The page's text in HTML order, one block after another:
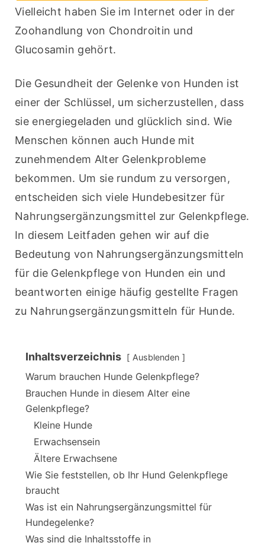
Vielleicht haben Sie im Internet oder in der
Zoohandlung von Chondroitin und
Glucosamin gehört.
Die Gesundheit der Gelenke von Hunden ist
einer der Schlüssel, um sicherzustellen, dass
sie energiegeladen und glücklich sind. Wie
Menschen können auch Hunde mit
zunehmendem Alter Gelenkprobleme
bekommen. Um sie rundum zu versorgen,
entscheiden sich viele Hundebesitzer für
Nahrungsergänzungsmittel zur Gelenkpflege.
In diesem Leitfaden gehen wir auf die
Bedeutung von Nahrungsergänzungsmitteln
für die Gelenkpflege von Hunden ein und
beantworten einige häufig gestellte Fragen
zu Nahrungsergänzungsmitteln für Hunde.
Inhaltsverzeichnis Ausblenden
Warum brauchen Hunde Gelenkpflege?
Brauchen Hunde in diesem Alter eine
Gelenkpflege?
Kleine Hunde
Erwachsensein
Ältere Erwachsene
Wie Sie feststellen, ob Ihr Hund Gelenkpflege
braucht
Was ist ein Nahrungsergänzungsmittel für
Hundegelenke?
Was sind die Inhaltsstoffe in